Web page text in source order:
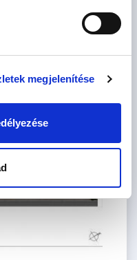
megjelenítése